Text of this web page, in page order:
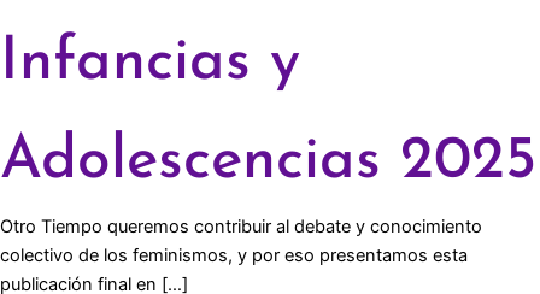
Infancias y
Adolescencias 2025
Otro Tiempo queremos contribuir al debate y conocimiento
colectivo de los feminismos, y por eso presentamos esta
publicación final en […]